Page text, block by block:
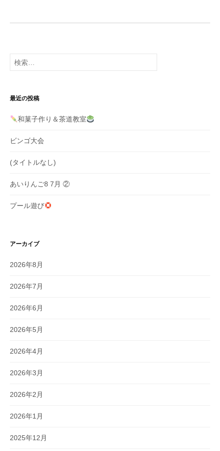
ー
シ
ン
検
索:
最近の投稿
和菓子作り＆茶道教室
ビンゴ大会
(タイトルなし)
あいりんご8 7月 ②
プール遊び
アーカイブ
2026年8月
2026年7月
2026年6月
2026年5月
2026年4月
2026年3月
2026年2月
2026年1月
2025年12月